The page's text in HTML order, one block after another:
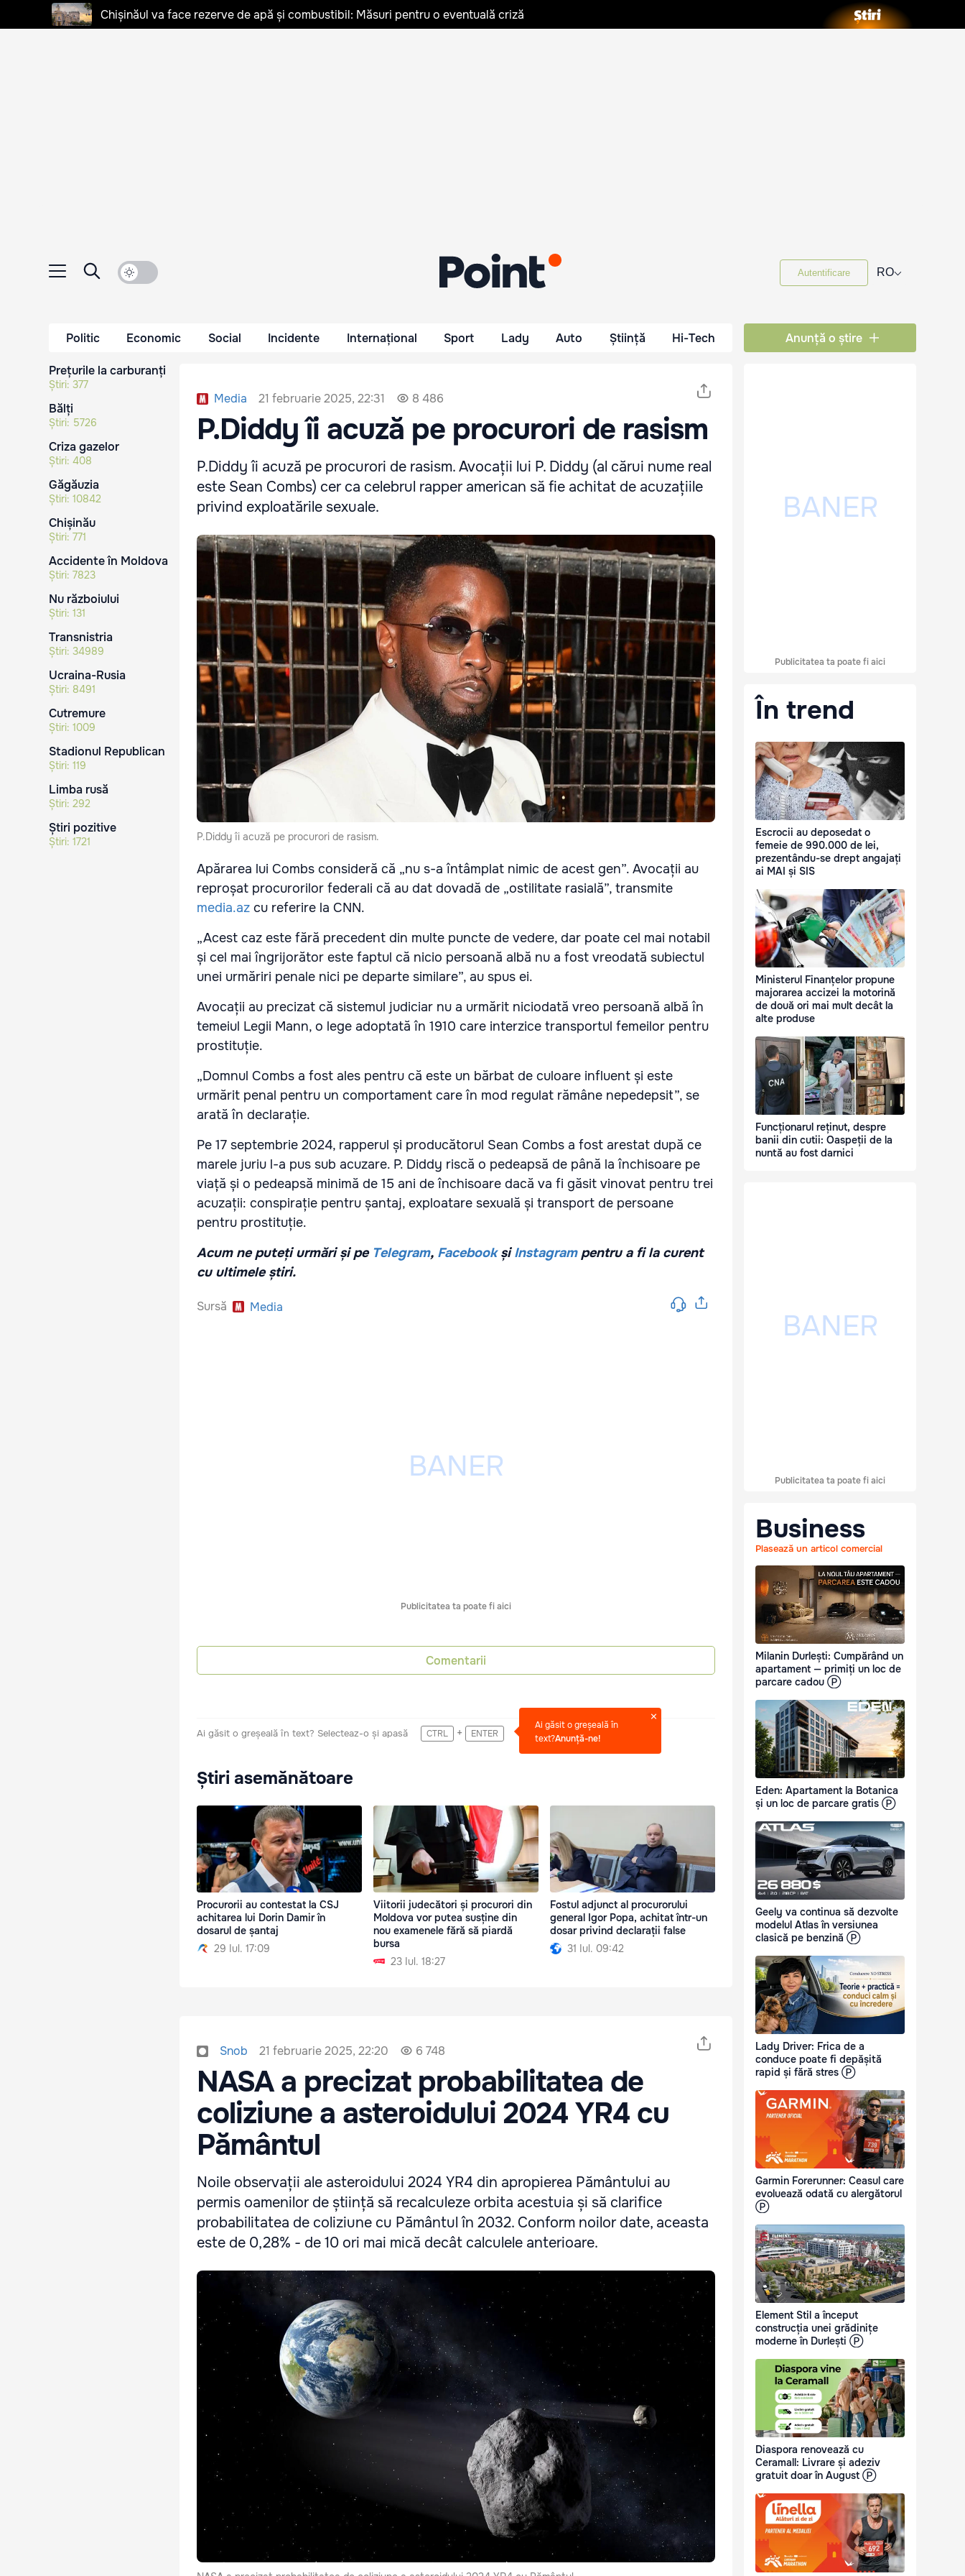
Chișinăul va face rezerve de apă și combustibil: Măsuri pentru o eventuală criză
Autentificare RO⌵
Politic Economic Social Incidente Internațional Sport Lady Auto Știință Hi-Tech Anunță o știre
Prețurile la carburanți
Știri: 377
Bălți
Știri: 5726
Criza gazelor
Știri: 408
Găgăuzia
Știri: 10842
Chișinău
Știri: 771
Accidente în Moldova
Știri: 7823
Nu războiului
Știri: 131
Transnistria
Știri: 34989
Ucraina-Rusia
Știri: 8491
Cutremure
Știri: 1009
Stadionul Republican
Știri: 119
Limba rusă
Știri: 292
Știri pozitive
Știri: 1721
Media 21 februarie 2025, 22:31 8 486
P.Diddy îi acuză pe procurori de rasism
P.Diddy îi acuză pe procurori de rasism. Avocații lui P. Diddy (al cărui nume real
este Sean Combs) cer ca celebrul rapper american să fie achitat de acuzațiile
privind exploatările sexuale.
P.Diddy îi acuză pe procurori de rasism.
Apărarea lui Combs consideră că „nu s-a întâmplat nimic de acest gen”. Avocații au
reproșat procurorilor federali că au dat dovadă de „ostilitate rasială”, transmite
media.az cu referire la CNN.
„Acest caz este fără precedent din multe puncte de vedere, dar poate cel mai notabil
și cel mai îngrijorător este faptul că nicio persoană albă nu a fost vreodată subiectul
unei urmăriri penale nici pe departe similare”, au spus ei.
Avocații au precizat că sistemul judiciar nu a urmărit niciodată vreo persoană albă în
temeiul Legii Mann, o lege adoptată în 1910 care interzice transportul femeilor pentru
prostituție.
„Domnul Combs a fost ales pentru că este un bărbat de culoare influent și este
urmărit penal pentru un comportament care în mod regulat rămâne nepedepsit”, se
arată în declarație.
Pe 17 septembrie 2024, rapperul și producătorul Sean Combs a fost arestat după ce
marele juriu l-a pus sub acuzare. P. Diddy riscă o pedeapsă de până la închisoare pe
viață și o pedeapsă minimă de 15 ani de închisoare dacă va fi găsit vinovat pentru trei
acuzații: conspirație pentru șantaj, exploatare sexuală și transport de persoane
pentru prostituție.
Acum ne puteți urmări și pe Telegram, FacebookșiInstagrampentru a fi la curent
cu ultimele știri.
Sursă Media
Publicitatea ta poate fi aici
Comentarii
Ai găsit o greșeală în text? Selecteaz-o și apasă CTRL + ENTER
Ai găsit o greșeală în
text?Anunță-ne!
Știri asemănătoare
Procurorii au contestat la CSJ
achitarea lui Dorin Damir în
dosarul de șantaj
29 Iul. 17:09
Viitorii judecători și procurori din
Moldova vor putea susține din
nou examenele fără să piardă
bursa
23 Iul. 18:27
Fostul adjunct al procurorului
general Igor Popa, achitat într-un
dosar privind declarații false
31 Iul. 09:42
Snob 21 februarie 2025, 22:20 6 748
NASA a precizat probabilitatea de
coliziune a asteroidului 2024 YR4 cu
Pământul
Noile observații ale asteroidului 2024 YR4 din apropierea Pământului au
permis oamenilor de știință să recalculeze orbita acestuia și să clarifice
probabilitatea de coliziune cu Pământul în 2032. Conform noilor date, aceasta
este de 0,28% - de 10 ori mai mică decât calculele anterioare.
Publicitatea ta poate fi aici
În trend
Escrocii au deposedat o
femeie de 990.000 de lei,
prezentându-se drept angajați
ai MAI și SIS
Ministerul Finanțelor propune
majorarea accizei la motorină
de două ori mai mult decât la
alte produse
Funcționarul reținut, despre
banii din cutii: Oaspeții de la
nuntă au fost darnici
Publicitatea ta poate fi aici
Business
Plasează un articol comercial
Milanin Durlești: Cumpărând un
apartament — primiți un loc de
parcare cadou Ⓟ
Eden: Apartament la Botanica
și un loc de parcare gratis Ⓟ
Geely va continua să dezvolte
modelul Atlas în versiunea
clasică pe benzină Ⓟ
Lady Driver: Frica de a
conduce poate fi depășită
rapid și fără stres Ⓟ
Garmin Forerunner: Ceasul care
evoluează odată cu alergătorul
Ⓟ
Element Stil a început
construcția unei grădinițe
moderne în Durlești Ⓟ
Diaspora renovează cu
Ceramall: Livrare și adeziv
gratuit doar în August Ⓟ